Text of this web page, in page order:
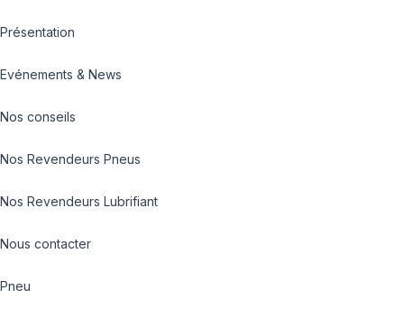
Présentation
Evénements & News
Nos conseils
Nos Revendeurs Pneus
Nos Revendeurs Lubrifiant
Nous contacter
Pneu